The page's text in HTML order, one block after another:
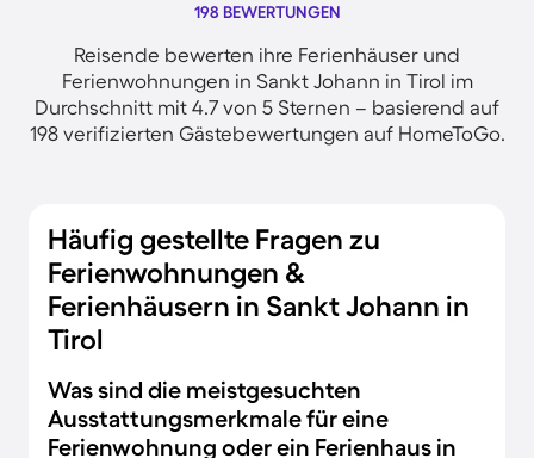
198 BEWERTUNGEN
Reisende bewerten ihre Ferienhäuser und
Ferienwohnungen in Sankt Johann in Tirol im
Durchschnitt mit 4.7 von 5 Sternen – basierend auf
198 verifizierten Gästebewertungen auf HomeToGo.
Häufig gestellte Fragen zu
Ferienwohnungen &
Ferienhäusern in Sankt Johann in
Tirol
Was sind die meistgesuchten
Ausstattungsmerkmale für eine
Ferienwohnung oder ein Ferienhaus in